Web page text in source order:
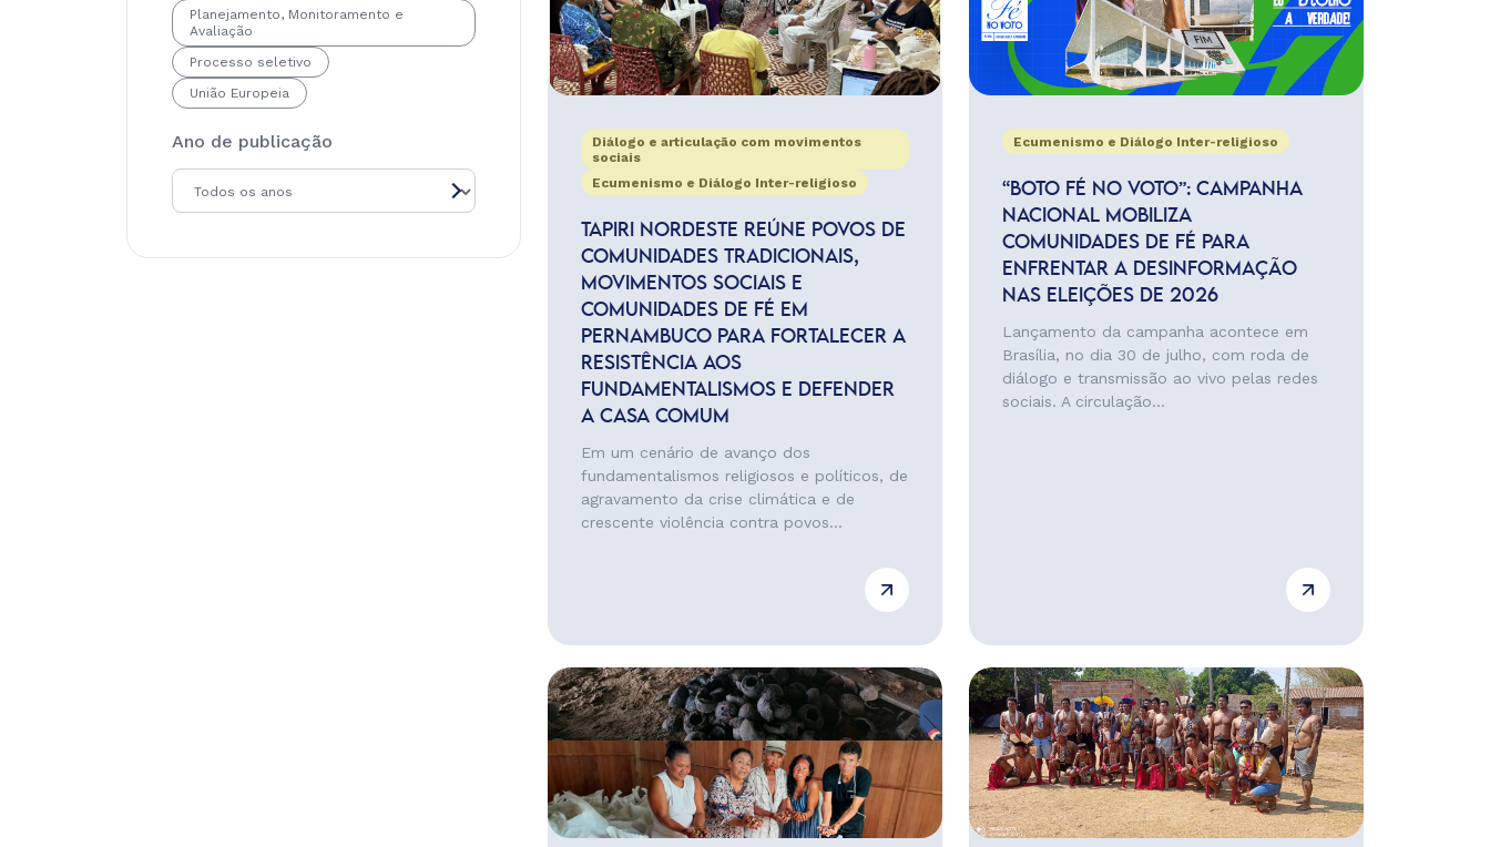
Planejamento, Monitoramento e
Avaliação
Processo seletivo
União Europeia
Ano de publicação
Diálogo e articulação com movimentos
sociais
Ecumenismo e Diálogo Inter-religioso
TAPIRI NORDESTE REÚNE POVOS DE
COMUNIDADES TRADICIONAIS,
MOVIMENTOS SOCIAIS E
COMUNIDADES DE FÉ EM
PERNAMBUCO PARA FORTALECER A
RESISTÊNCIA AOS
FUNDAMENTALISMOS E DEFENDER
A CASA COMUM
Em um cenário de avanço dos
fundamentalismos religiosos e políticos, de
agravamento da crise climática e de
crescente violência contra povos...
Ecumenismo e Diálogo Inter-religioso
“BOTO FÉ NO VOTO”: CAMPANHA
NACIONAL MOBILIZA
COMUNIDADES DE FÉ PARA
ENFRENTAR A DESINFORMAÇÃO
NAS ELEIÇÕES DE 2026
Lançamento da campanha acontece em
Brasília, no dia 30 de julho, com roda de
diálogo e transmissão ao vivo pelas redes
sociais. A circulação...